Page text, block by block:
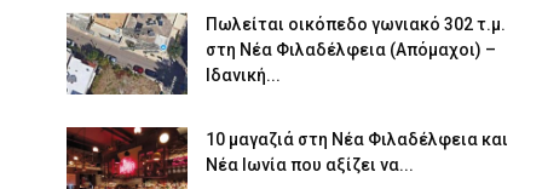
Πωλείται οικόπεδο γωνιακό 302 τ.μ.
στη Νέα Φιλαδέλφεια (Απόμαχοι) –
Ιδανική...
10 μαγαζιά στη Νέα Φιλαδέλφεια και
Νέα Ιωνία που αξίζει να...